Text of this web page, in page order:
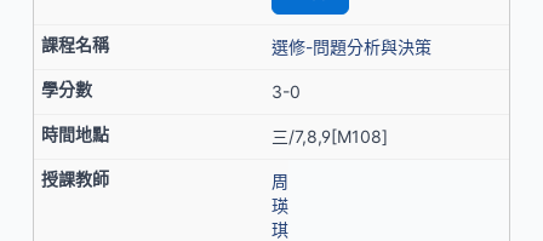
選修-問題分析與決策
3-0
三/7,8,9[M108]
周
瑛
琪